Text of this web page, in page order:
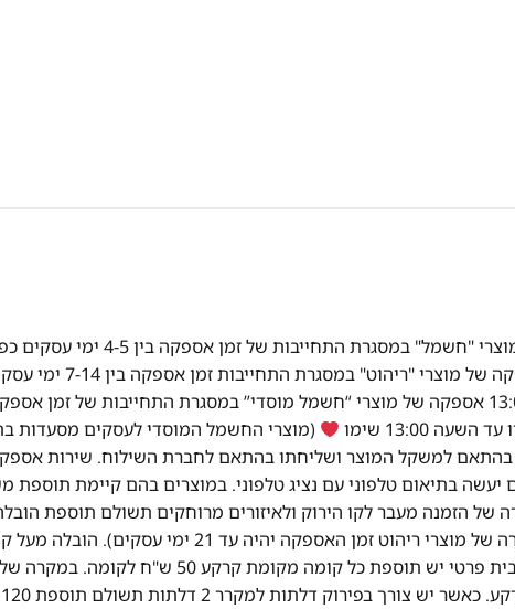
אספקה מהירה! אספקה של מוצרי "חשמל"
ואושרו עד השעה 13:00 אספקה
13:00 שימו
(מוצרי החשמל המוסדי לעסקים מסעדות
בהתאם למשקל המוצר ושליחתו בהתאם לחברת השילוח. שירות
יעשה בתיאום טלפוני עם נציג טלפוני. במוצרים בהם קיימת תוספת
מעלית – 50 ש"ח לכל קומה. בית פרטי יש תוספת כל